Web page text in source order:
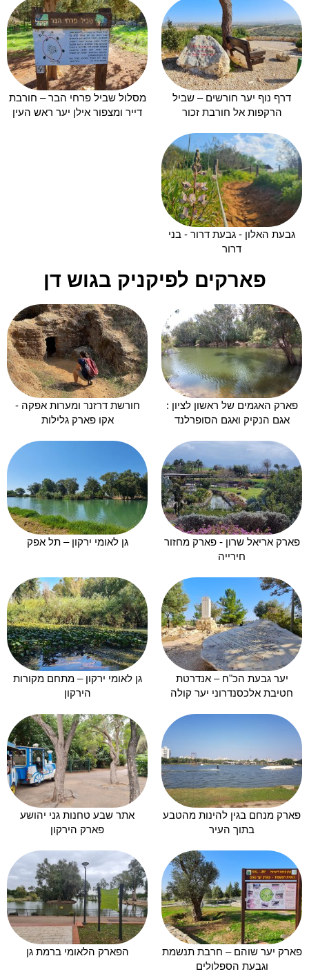
דרף נוף יער חורשים – שביל
הרקפות אל חורבת זכור
מסלול שביל פרחי הבר – חורבת
דייר ומצפור אילן יער ראש העין
גבעת האלון - גבעת דרור - בני
דרור
פארקים לפיקניק בגוש דן
פארק האגמים של ראשון לציון :
אגם הנקיק ואגם הסופרלנד
חורשת דרזנר ומערות אפקה -
אקו פארק גלילות
פארק אריאל שרון - פארק מחזור
חירייה
גן לאומי ירקון – תל אפק
יער גבעת הכ"ח – אנדרטת
חטיבת אלכסנדרוני יער קולה
גן לאומי ירקון – מתחם מקורות
הירקון
פארק מנחם בגין להינות מהטבע
בתוך העיר
אתר שבע טחנות גני יהושע
פארק הירקון
פארק יער שוהם – חרבת תנשמת
וגבעת הספלולים
הפארק הלאומי ברמת גן